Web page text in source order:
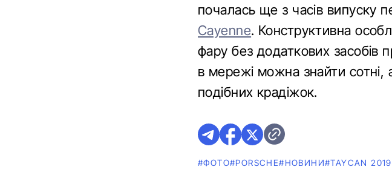
почалась ще з часів випуску
Cayenne. Конструктивна
фару без додаткових засобів
в мережі можна знайти сотні,
подібних крадіжок.
#ФОТО#PORSCHE#НОВИНИ#TAYCAN 2019